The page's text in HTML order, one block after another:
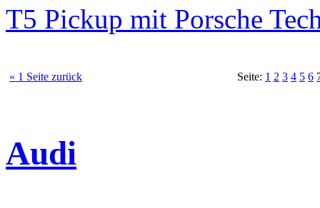
T5 Pickup mit Porsche
« 1 Seite zurück Seite: 1 2 3 4 5 6
Audi